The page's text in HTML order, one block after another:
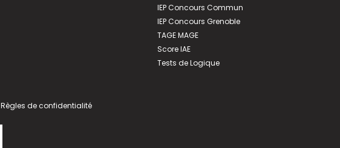
IEP Concours Commun
IEP Concours Grenoble
TAGE MAGE
Score IAE
Tests de Logique
Règles de confidentialité